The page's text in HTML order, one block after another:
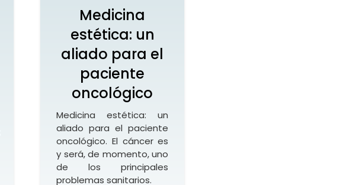
Medicina
estética: un
aliado para el
paciente
oncológico
Medicina estética: un
aliado para el paciente
oncológico. El cáncer es
y será, de momento, uno
de los principales
problemas sanitarios.